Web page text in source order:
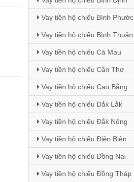
Vay tiền hộ chiếu Bình Phước
Vay tiền hộ chiếu Bình Thuận
Vay tiền hộ chiếu Cà Mau
Vay tiền hộ chiếu Cần Thơ
Vay tiền hộ chiếu Cao Bằng
Vay tiền hộ chiếu Đắk Lắk
Vay tiền hộ chiếu Đắk Nông
Vay tiền hộ chiếu Điện Biên
Vay tiền hộ chiếu Đồng Nai
Vay tiền hộ chiếu Đồng Tháp